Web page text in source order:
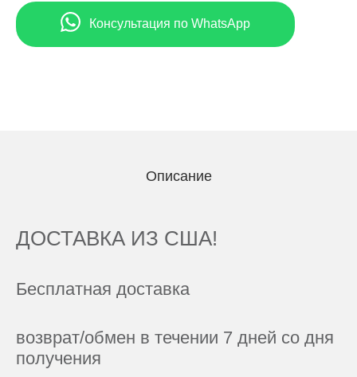
Консультация по WhatsApp
Описание
ДОСТАВКА ИЗ США!
Бесплатная доставка
возврат/обмен в течении 7 дней со дня
получения